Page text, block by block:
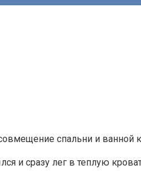
спальни и ванной
и сразу лег в теплую